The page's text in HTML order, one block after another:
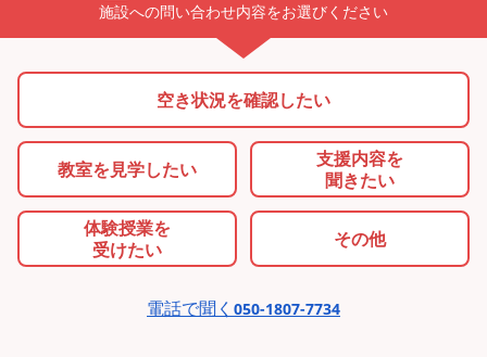
施設への問い合わせ内容をお選びください
空き状況を確認したい
教室を見学したい
支援内容を
聞きたい
体験授業を
受けたい
その他
電話で聞く 050-1807-7734